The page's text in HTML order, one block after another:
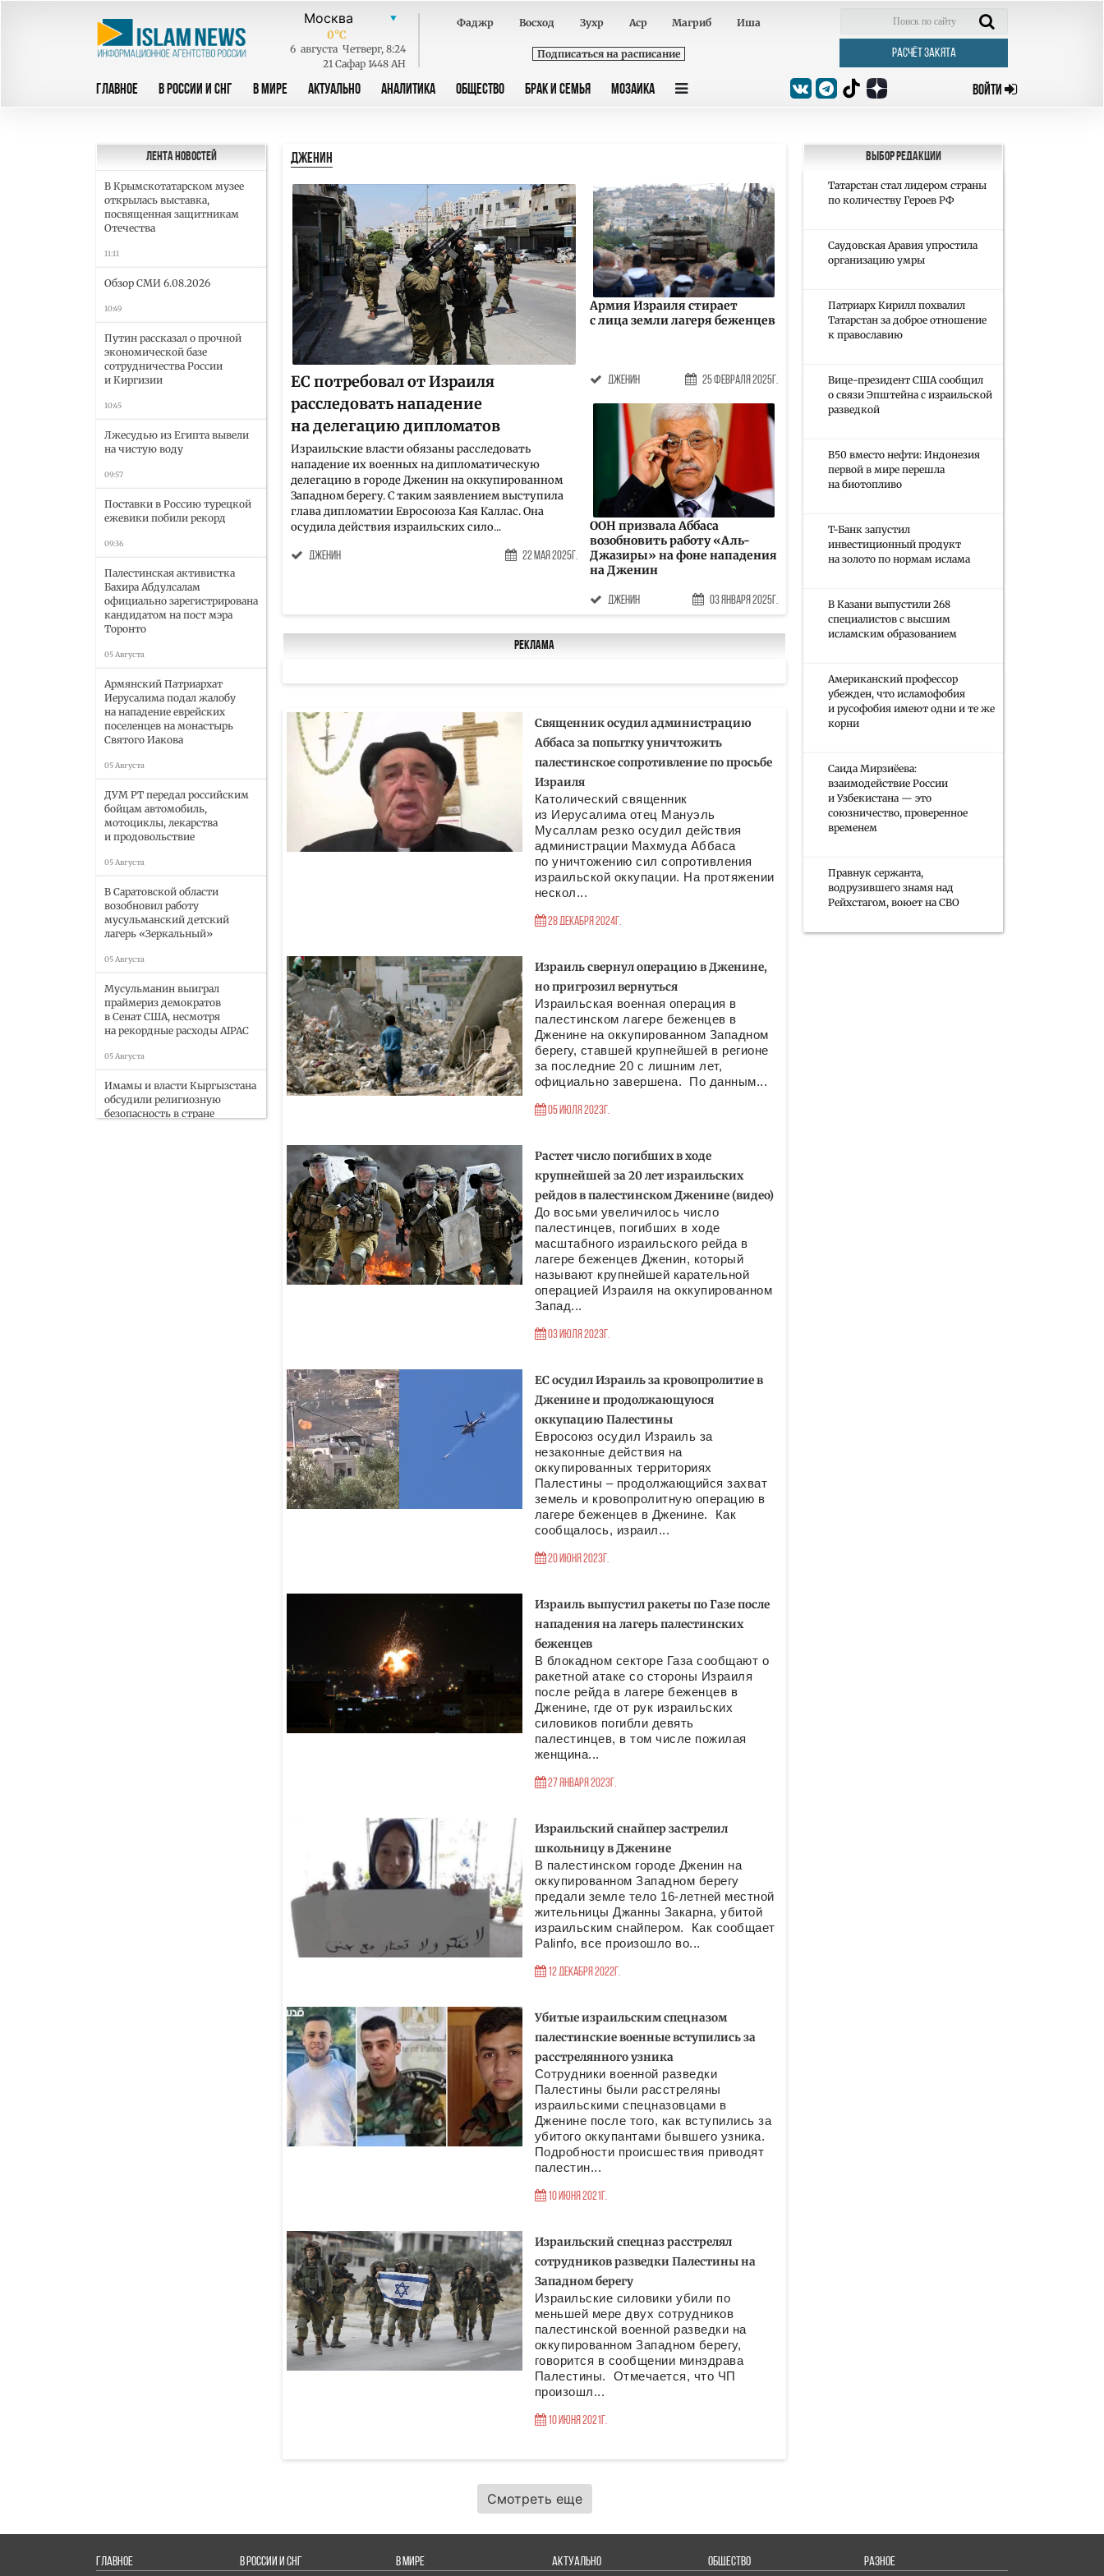
0°C
6 августа Четверг, 8:24
21 Сафар 1448 AH
Фаджр Восход Зухр Аср Магриб Иша
Подписаться на расписание РАСЧЁТ ЗАКЯТА
ГЛАВНОЕ В РОССИИ И СНГ В МИРЕ АКТУАЛЬНО АНАЛИТИКА ОБЩЕСТВО БРАК И СЕМЬЯ МОЗАИКА ВОЙТИ
Лента новостей
В Крымскотатарском музее
открылась выставка,
посвященная защитникам
Отечества
11:11
Обзор СМИ 6.08.2026
10:49
Путин рассказал о прочной
экономической базе
сотрудничества России
и Киргизии
10:45
Лжесудью из Египта вывели
на чистую воду
09:57
Поставки в Россию турецкой
ежевики побили рекорд
09:36
Палестинская активистка
Бахира Абдулсалам
официально зарегистрирована
кандидатом на пост мэра
Торонто
05 Августа
Армянский Патриархат
Иерусалима подал жалобу
на нападение еврейских
поселенцев на монастырь
Святого Иакова
05 Августа
ДУМ РТ передал российским
бойцам автомобиль,
мотоциклы, лекарства
и продовольствие
05 Августа
В Саратовской области
возобновил работу
мусульманский детский
лагерь «Зеркальный»
05 Августа
Мусульманин выиграл
праймериз демократов
в Сенат США, несмотря
на рекордные расходы AIPAC
05 Августа
Имамы и власти Кыргызстана
обсудили религиозную
безопасность в стране
ДЖЕНИН
ЕС потребовал от Израиля
расследовать нападение
на делегацию дипломатов
Израильские власти обязаны расследовать
нападение их военных на дипломатическую
делегацию в городе Дженин на оккупированном
Западном берегу. С таким заявлением выступила
глава дипломатии Евросоюза Кая Каллас. Она
осудила действия израильских сило...
Дженин 22 Мая 2025г.
Армия Израиля стирает
с лица земли лагеря беженцев
Дженин 25 Февраля 2025г.
ООН призвала Аббаса
возобновить работу «Аль-
Джазиры» на фоне нападения
на Дженин
Дженин 03 Января 2025г.
Реклама
Священник осудил администрацию
Аббаса за попытку уничтожить
палестинское сопротивление по просьбе
Израиля
Католический священник
из Иерусалима отец Мануэль
Мусаллам резко осудил действия
администрации Махмуда Аббаса
по уничтожению сил сопротивления
израильской оккупации. На протяжении
нескол...
28 Декабря 2024г.
Израиль свернул операцию в Дженине,
но пригрозил вернуться
Израильская военная операция в
палестинском лагере беженцев в
Дженине на оккупированном Западном
берегу, ставшей крупнейшей в регионе
за последние 20 с лишним лет,
официально завершена. По данным...
05 Июля 2023г.
Растет число погибших в ходе
крупнейшей за 20 лет израильских
рейдов в палестинском Дженине (видео)
До восьми увеличилось число
палестинцев, погибших в ходе
масштабного израильского рейда в
лагере беженцев Дженин, который
называют крупнейшей карательной
операцией Израиля на оккупированном
Запад...
03 Июля 2023г.
ЕС осудил Израиль за кровопролитие в
Дженине и продолжающуюся
оккупацию Палестины
Евросоюз осудил Израиль за
незаконные действия на
оккупированных территориях
Палестины – продолжающийся захват
земель и кровопролитную операцию в
лагере беженцев в Дженине. Как
сообщалось, израил...
20 Июня 2023г.
Израиль выпустил ракеты по Газе после
нападения на лагерь палестинских
беженцев
В блокадном секторе Газа сообщают о
ракетной атаке со стороны Израиля
после рейда в лагере беженцев в
Дженине, где от рук израильских
силовиков погибли девять
палестинцев, в том числе пожилая
женщина...
27 Января 2023г.
Израильский снайпер застрелил
школьницу в Дженине
В палестинском городе Дженин на
оккупированном Западном берегу
предали земле тело 16-летней местной
жительницы Джанны Закарна, убитой
израильским снайпером. Как сообщает
Palinfo, все произошло во...
12 Декабря 2022г.
Убитые израильским спецназом
палестинские военные вступились за
расстрелянного узника
Сотрудники военной разведки
Палестины были расстреляны
израильскими спецназовцами в
Дженине после того, как вступились за
убитого оккупантами бывшего узника.
Подробности происшествия приводят
палестин...
10 Июня 2021г.
Израильский спецназ расстрелял
сотрудников разведки Палестины на
Западном берегу
Израильские силовики убили по
меньшей мере двух сотрудников
палестинской военной разведки на
оккупированном Западном берегу,
говорится в сообщении минздрава
Палестины. Отмечается, что ЧП
произошл...
10 Июня 2021г.
Смотреть еще
Выбор редакции
Татарстан стал лидером страны
по количеству Героев РФ
Саудовская Аравия упростила
организацию умры
Патриарх Кирилл похвалил
Татарстан за доброе отношение
к православию
Вице-президент США сообщил
о связи Эпштейна с израильской
разведкой
B50 вместо нефти: Индонезия
первой в мире перешла
на биотопливо
Т-Банк запустил
инвестиционный продукт
на золото по нормам ислама
В Казани выпустили 268
специалистов с высшим
исламским образованием
Американский профессор
убежден, что исламофобия
и русофобия имеют одни и те же
корни
Саида Мирзиёева:
взаимодействие России
и Узбекистана — это
союзничество, проверенное
временем
Правнук сержанта,
водрузившего знамя над
Рейхстагом, воюет на СВО
ГЛАВНОЕ В РОССИИ И СНГ В МИРЕ АКТУАЛЬНО ОБЩЕСТВО РАЗНОЕ